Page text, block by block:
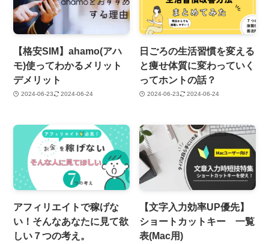
【格安SIM】ahamo(アハ
モ)使ってわかるメリット
デメリット
2024-06-23 2024-06-24
日ごろの生活習慣を変える
と痩せ体質に変わっていく
ってホントの話？
2024-06-23 2024-06-24
アフィリエイトで稼げな
い！そんなあなたに見て欲
しい７つの考え。
【文字入力効率UP優先】
ショートカットキー 一覧
表(Mac用)